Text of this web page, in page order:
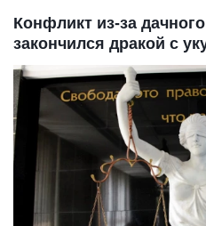
Конфликт из-за
закончился дракой с